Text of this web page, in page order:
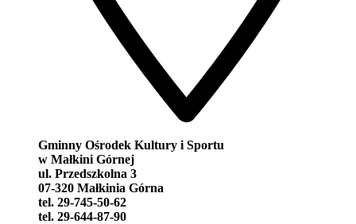
Gminny Ośrodek Kultury i Sportu
w Małkini Górnej
ul. Przedszkolna 3
07-320 Małkinia Górna
tel. 29-745-50-62
tel. 29-644-87-90